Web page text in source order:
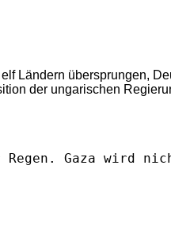
Ländern übersprungen,
der ungarischen
Regen. Gaza wird